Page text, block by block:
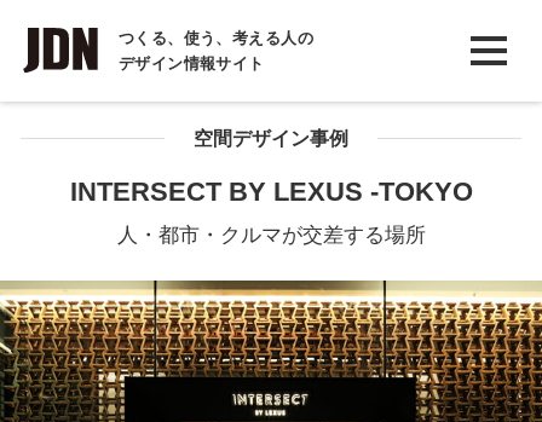
つくる、使う、考える人の
デザイン情報サイト
INTERVIEW
インタビュー
REPORT
COLUMN
空間デザイン事例
INTERSECT BY LEXUS -TOKYO
人・都市・クルマが交差する場所